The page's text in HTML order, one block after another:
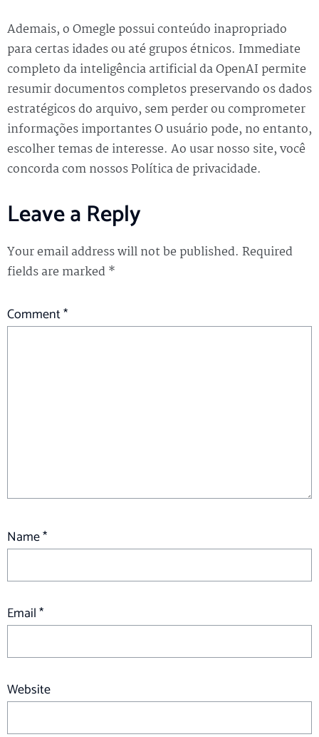
Ademais, o Omegle possui conteúdo inapropriado
para certas idades ou até grupos étnicos. Immediate
completo da inteligência artificial da OpenAI permite
resumir documentos completos preservando os dados
estratégicos do arquivo, sem perder ou comprometer
informações importantes O usuário pode, no entanto,
escolher temas de interesse. Ao usar nosso site, você
concorda com nossos Política de privacidade.
Leave a Reply
Your email address will not be published. Required
fields are marked*
Comment*
Name*
Email*
Website